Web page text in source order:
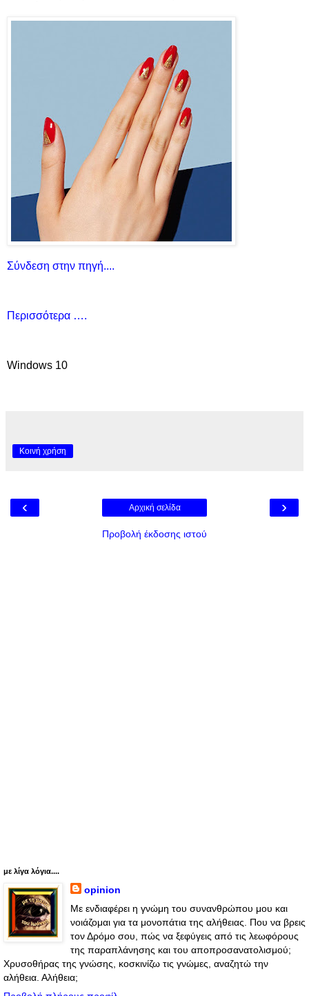
Σύνδεση στην πηγή....
Περισσότερα ….
Windows 10
Κοινή χρήση
‹ ›
Αρχική σελίδα
Προβολή έκδοσης ιστού
με λίγα λόγια....
opinion
Με ενδιαφέρει η γνώμη του συνανθρώπου μου και
νοιάζομαι για τα μονοπάτια της αλήθειας. Που να βρεις
τον Δρόμο σου, πώς να ξεφύγεις από τις λεωφόρους
της παραπλάνησης και του αποπροσανατολισμού;
Χρυσοθήρας της γνώσης, κοσκινίζω τις γνώμες, αναζητώ την
αλήθεια. Αλήθεια;